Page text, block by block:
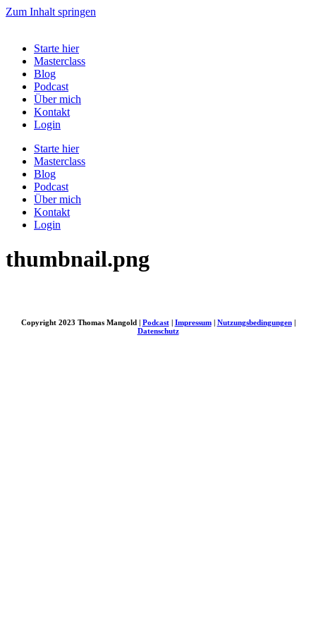
Zum Inhalt springen
Starte hier
Masterclass
Blog
Podcast
Über mich
Kontakt
Login
Starte hier
Masterclass
Blog
Podcast
Über mich
Kontakt
Login
thumbnail.png
Copyright 2023 Thomas Mangold | Podcast| Impressum| Nutzungsbedingungen|
Datenschutz